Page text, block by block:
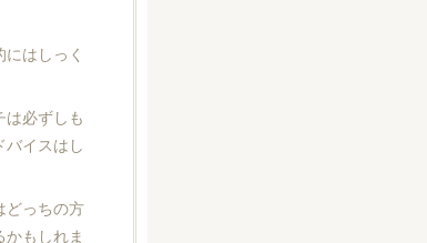
はしっく
必ずしも
イスはし
どっちの方
もしれま